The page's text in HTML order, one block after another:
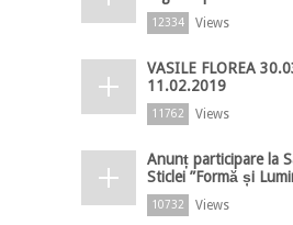
12334 Views
VASILE FLOREA
11.02.2019
11762 Views
Anunț participare la
Sticlei ”Formă și
10732 Views